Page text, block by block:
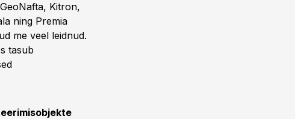
Kitron,
ning Premia
me veel leidnud.
tasub